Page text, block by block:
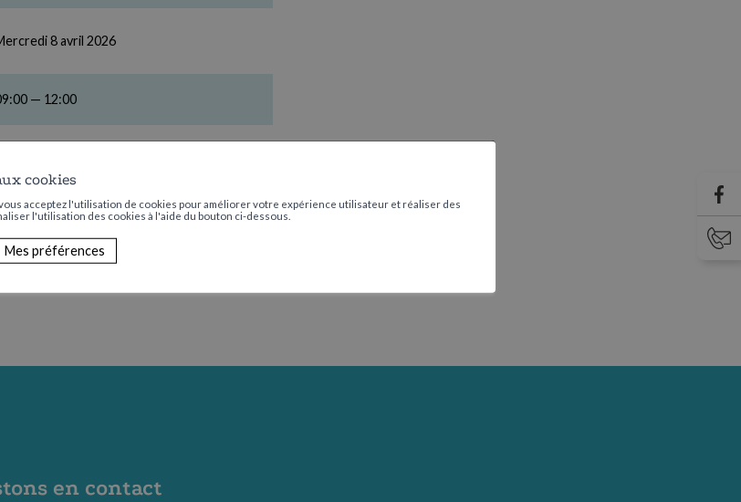
8 avril 2026
— 12:00
en contact
cookies
acceptez l'utilisation de cookies pour améliorer votre expérience utilisateur et réaliser des
l'utilisation des cookies à l'aide du bouton ci-dessous.
Mes préférences